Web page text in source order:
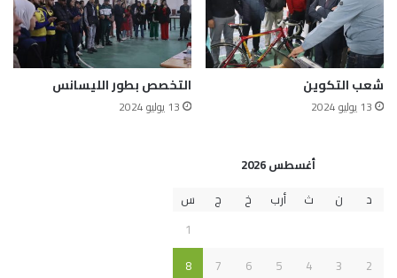
شعب التكوين
13 يوليو 2024
التخصص بطور الليسانس
13 يوليو 2024
أغسطس 2026
د
ن ث أرب خ ج
س
1
2
3
4
5
6
7
8